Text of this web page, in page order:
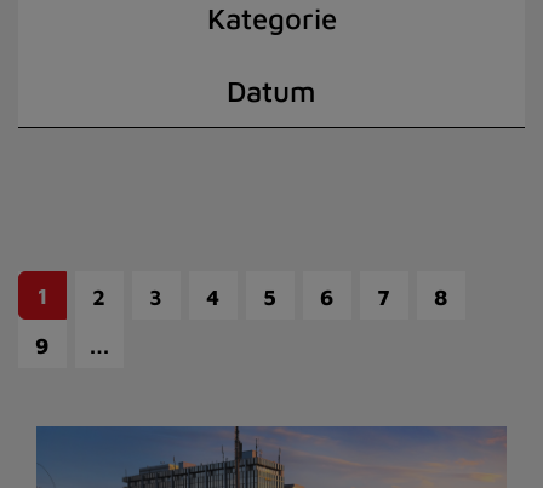
Kategorie
Datum
1 2 3 4 5 6 7
8
9
…